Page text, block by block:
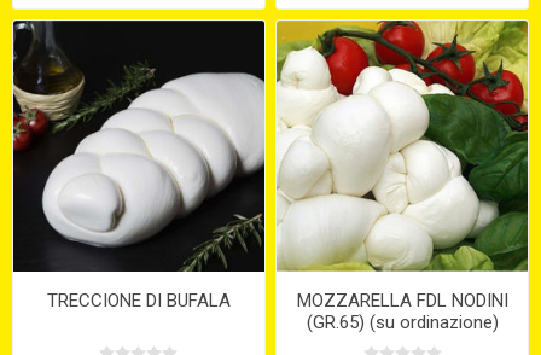
TRECCIONE DI BUFALA
MOZZARELLA FDL NODINI
(GR.65) (su ordinazione)